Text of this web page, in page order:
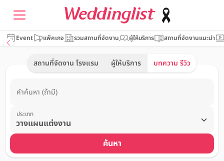
Event แพ็คเกจ รวมสถานที่จัดงาน ผู้ให้บริการ สถานที่จัดงานแนะนำ
สถานที่จัดงาน โรงแรม ผู้ให้บริการ บทความ รีวิว
คำค้นหา (ถ้ามี)
ประเภท
ค้นหา